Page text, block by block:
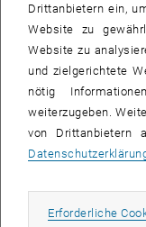
gibt Ihnen einen
Geschehnisse.
weitere
noch verschiedene
gehalten werden.
Im Onlinetool
Drittanbietern ein,
Website zu
Website zu
und zielgerichtete
nötig
weiterzugeben.
von Drittanbietern
Erforderliche